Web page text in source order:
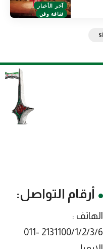
آخر الأخبار
ثقافة وفن
أرقام التواصل:
الهاتف :
2131100/1/2/3/6 -011